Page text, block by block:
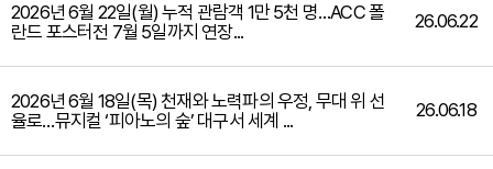
2026년 6월 22일(월) 누적 관람객 1만 5천 명…ACC 폴
란드 포스터전 7월 5일까지 연장...
26.06.22
2026년 6월 18일(목) 천재와 노력파의 우정, 무대 위 선
율로…뮤지컬 ‘피아노의 숲’ 대구서 세계 ...
26.06.18